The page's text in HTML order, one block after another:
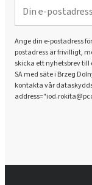
Ange din e-postadress
postadress är frivilligt,
skicka ett nyhetsbrev till
SA med säte i Brzeg
kontakta vår